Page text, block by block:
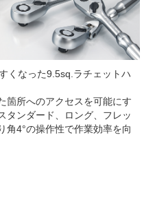
くなった9.5sq.ラチェットハ
箇所へのアクセスを可能にす
タンダード、ロング、フレッ
角4°の操作性で作業効率を向